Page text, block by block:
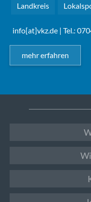
Landkreis
info[at]vkz.de | Tel.:
mehr erfahren